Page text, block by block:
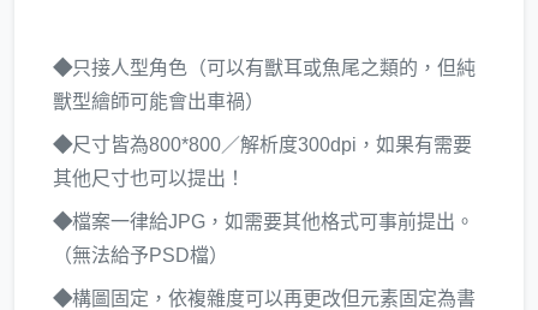
◆只接人型角色（可以有獸耳或魚尾之類的，但純
獸型繪師可能會出車禍）
◆尺寸皆為800*800／解析度300dpi，如果有需要
其他尺寸也可以提出！
◆檔案一律給JPG，如需要其他格式可事前提出。
（無法給予PSD檔）
◆構圖固定，依複雜度可以再更改但元素固定為書